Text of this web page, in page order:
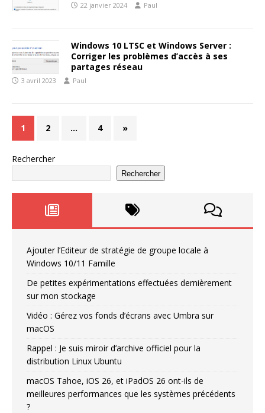
22 janvier 2024 Paul
Windows 10 LTSC et Windows Server :
Corriger les problèmes d’accès à ses
partages réseau
3 avril 2023 Paul
1 2 … 4 »
Rechercher
Rechercher
Ajouter l’Editeur de stratégie de groupe locale à
Windows 10/11 Famille
De petites expérimentations effectuées dernièrement
sur mon stockage
Vidéo : Gérez vos fonds d’écrans avec Umbra sur
macOS
Rappel : Je suis miroir d’archive officiel pour la
distribution Linux Ubuntu
macOS Tahoe, iOS 26, et iPadOS 26 ont-ils de
meilleures performances que les systèmes précédents
?